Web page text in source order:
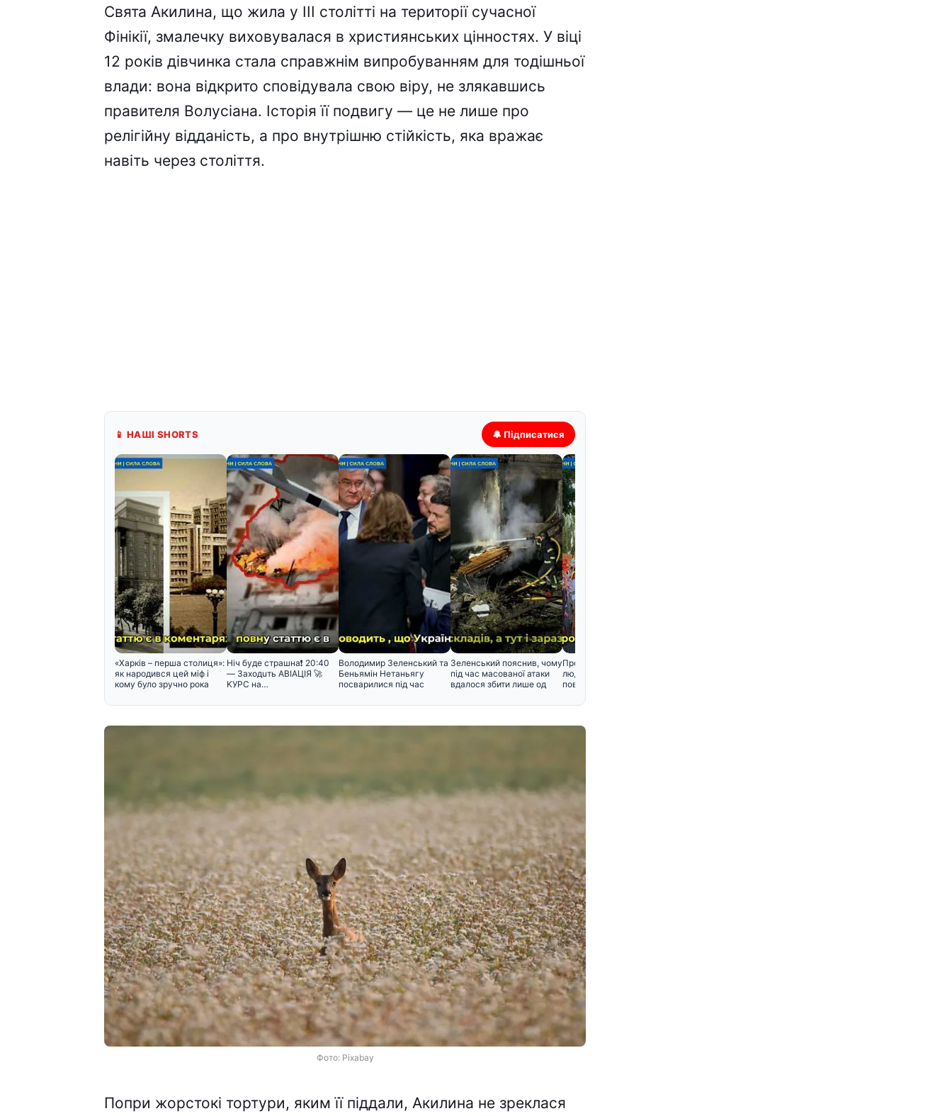
Свята Акилина, що жила у III столітті на території сучасної
Фінікії, змалечку виховувалася в християнських цінностях. У віці
12 років дівчинка стала справжнім випробуванням для тодішньої
влади: вона відкрито сповідувала свою віру, не злякавшись
правителя Волусіана. Історія її подвигу — це не лише про
релігійну відданість, а про внутрішню стійкість, яка вражає
навіть через століття.
📱 НАШІ SHORTS 🔔 Підписатися
«Харків – перша столиця»:
як народився цей міф і
кому було зручно рока
Hiч бyдe cтpaшнa❗️ 20:40
— Зaxoдuть ABIAЦIЯ 🚀
KУPC нa…
Володимир Зеленський та
Беньямін Нетаньягу
посварилися під час
Зеленський пояснив, чому
під час масованої атаки
вдалося збити лише од
Протести у Києві: тисячі
людей вимагають
повернути Федорова
Фото: Pixabay
Попри жорстокі тортури, яким її піддали, Акилина не зреклася